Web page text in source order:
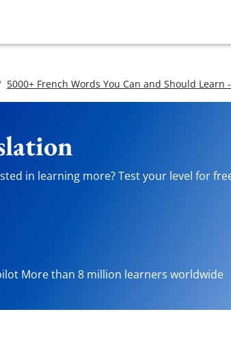
5000+ French Words You Can and Should Learn
in learning more? Test your level for
More than 8 million learners worldwide